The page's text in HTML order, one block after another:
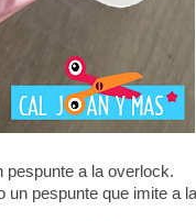
pespunte a la overlock.
un pespunte que imite a